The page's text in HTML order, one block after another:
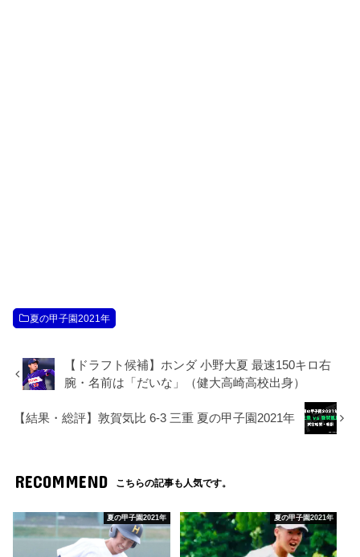
夏の甲子園2021年
【ドラフト候補】ホンダ 小野大夏 最速150キロ右
腕・名前は「だいな」（健大高崎高校出身）
【結果・総評】敦賀気比 6-3 三重 夏の甲子園2021年
RECOMMEND こちらの記事も人気です。
夏の甲子園2021年 夏の甲子園2021年